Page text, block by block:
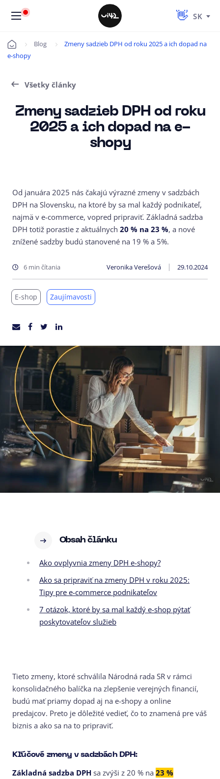
SK
Úvod Blog
Zmeny sadzieb DPH od roku 2025 a ich dopad na
e-shopy
Všetky články
Zmeny sadzieb DPH od roku
2025 a ich dopad na e-
shopy
Od januára 2025 nás čakajú výrazné zmeny v sadzbách
DPH na Slovensku, na ktoré by sa mal každý podnikateľ,
najmä v e-commerce, vopred pripraviť. Základná sadzba
DPH totiž porastie z aktuálnych 20 % na 23 %, a nové
znížené sadzby budú stanovené na 19 % a 5%.
6 min čítania Veronika Verešová 29.10.2024
E-shop Zaujímavosti
Tieto zmeny, ktoré schválila Národná rada SR v rámci
konsolidačného balíčka na zlepšenie verejných financií,
budú mať priamy dopad aj na e-shopy a online
predajcov. Preto je dôležité vedieť, čo to znamená pre váš
biznis a ako sa na to pripraviť.
Kľúčové zmeny v sadzbách DPH:
Základná sadzba DPH sa zvýši z 20 % na 23 %
Obsah článku
Ako ovplyvnia zmeny DPH e-shopy?
Ako sa pripraviť na zmeny DPH v roku 2025:
Tipy pre e-commerce podnikateľov
7 otázok, ktoré by sa mal každý e-shop pýtať
poskytovateľov služieb